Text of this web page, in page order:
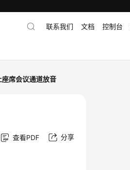
联系我们 文档 控制台
座席会议通道放音
查看PDF 分享